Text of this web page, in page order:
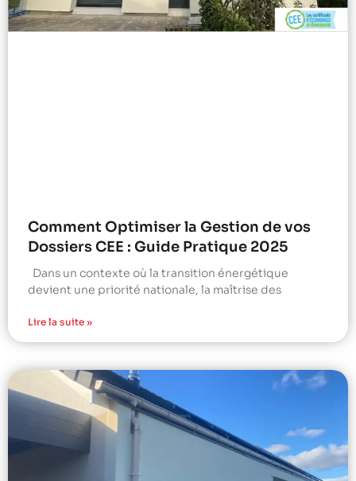
Comment Optimiser la Gestion de vos
Dossiers CEE : Guide Pratique 2025
Dans un contexte où la transition énergétique
devient une priorité nationale, la maîtrise des
Lire la suite »